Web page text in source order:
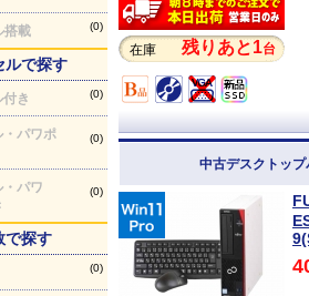
搭載 (0)
ルで探す
き (0)
・パワポ
(0)
パワ
(0)
で探す
(0)
在庫 残りあと1台
中古デスクトッ